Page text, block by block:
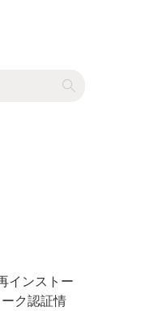
インストー
ク認証情